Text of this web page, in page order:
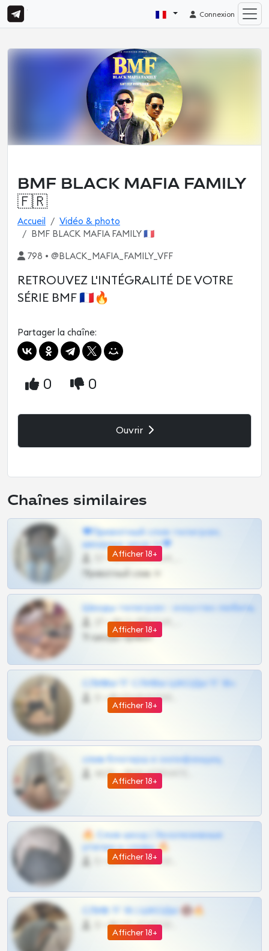
Connexion
BMF BLACK MAFIA FAMILY
🇫🇷
Accueil
Vidéo & photo
BMF BLACK MAFIA FAMILY 🇫🇷
798 • @BLACK_MAFIA_FAMILY_VFF
RETROUVEZ L'INTÉGRALITÉ DE VOTRE
SÉRIE BMF 🇫🇷🔥
Partager la chaîne:
0 0
Ouvrir
Chaînes similaires
Afficher 18+
❤Приватный слив телеграм,
шкодных шкур тг❤
57 •
Приватный слив тг
Afficher 18+
Шкоды телеграм - искуство любить
27 •
Тг шкоды приват
Afficher 18+
СЛИВЫ ТГ СЛИВЫ ШКОДЫ ТГ 18+
0 •
Afficher 18+
слив блогерш и онлифанщиц
4675 •
Afficher 18+
🔥 Слив шкод | Эксклюзивные
утечки и сливы 🔥
0 •
Afficher 18+
СЛИВ ТГ 18 | ШКОДЫ 🔞🔥
0 •